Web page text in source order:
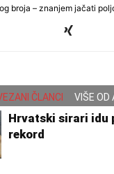
broja – znanjem jačati
ČLANCI VIŠE OD
Hrvatski sirari idu
rekord